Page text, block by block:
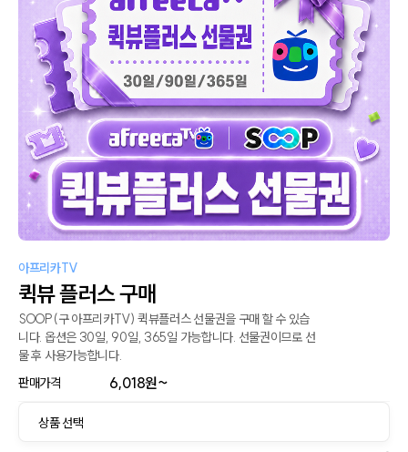
아프리카TV
퀵뷰 플러스 구매
SOOP(구 아프리카TV) 퀵뷰플러스 선물권을 구매 할 수 있습
니다. 옵션은 30일, 90일, 365일 가능합니다. 선물권이므로 선
물 후 사용가능합니다.
판매가격
6,018원~